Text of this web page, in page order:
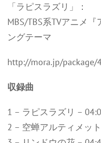
「ラピスラズリ」：
MBS/TBS系TVアニメ
ングテーマ
http://mora.jp/
収録曲
1 – ラピスラズリ –
2 – 空蝉アルティメッ